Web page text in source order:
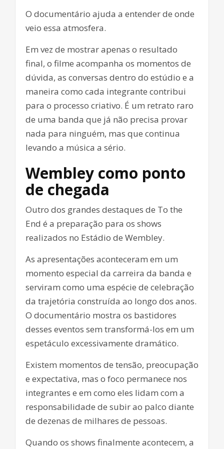
O documentário ajuda a entender de onde
veio essa atmosfera.
Em vez de mostrar apenas o resultado
final, o filme acompanha os momentos de
dúvida, as conversas dentro do estúdio e a
maneira como cada integrante contribui
para o processo criativo. É um retrato raro
de uma banda que já não precisa provar
nada para ninguém, mas que continua
levando a música a sério.
Wembley como ponto
de chegada
Outro dos grandes destaques de To the
End é a preparação para os shows
realizados no Estádio de Wembley.
As apresentações aconteceram em um
momento especial da carreira da banda e
serviram como uma espécie de celebração
da trajetória construída ao longo dos anos.
O documentário mostra os bastidores
desses eventos sem transformá-los em um
espetáculo excessivamente dramático.
Existem momentos de tensão, preocupação
e expectativa, mas o foco permanece nos
integrantes e em como eles lidam com a
responsabilidade de subir ao palco diante
de dezenas de milhares de pessoas.
Quando os shows finalmente acontecem, a